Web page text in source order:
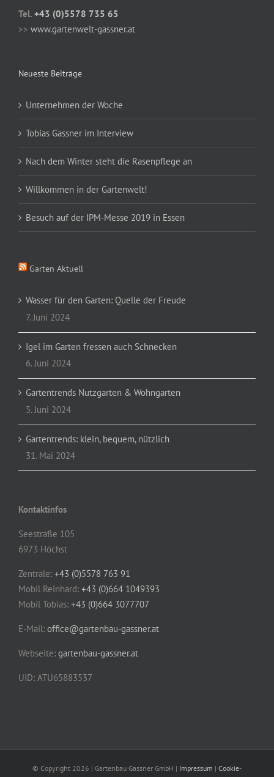
Tel. +43 (0)5578 735 65
>> www.gartenwelt-gassner.at
Neueste Beiträge
Unternehmen der Woche
Tobias Gassner im Interview
Nach dem Winter steht die Rasenpflege an
Willkommen in der Gartenwelt!
Besuch auf der IPM-Messe 2019 in Essen
Garten Aktuell
Wasser für den Garten: Quelle der Freude
7. Juni 2024
Igel im Garten fressen auch Schnecken
6. Juni 2024
Gartentrends Nutzgarten & Wohngarten
5. Juni 2024
Gartentrends: klein, bequem, nützlich
31. Mai 2024
Kontaktinfos
Seestraße 105
6973 Höchst
Zentrale: +43 (0)5578 763 91
Mobil Reinhard: +43 (0)664 1049393
Mobil Tobias: +43 (0)664 3077707
E-Mail: office@gartenbau-gassner.at
Webseite: gartenbau-gassner.at
UID: ATU65883537
© Copyright 2026 | Gartenbau Gassner GmbH | Impressum | Cookie-